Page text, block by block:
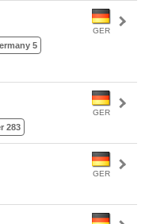
GER
5
GER
283
GER